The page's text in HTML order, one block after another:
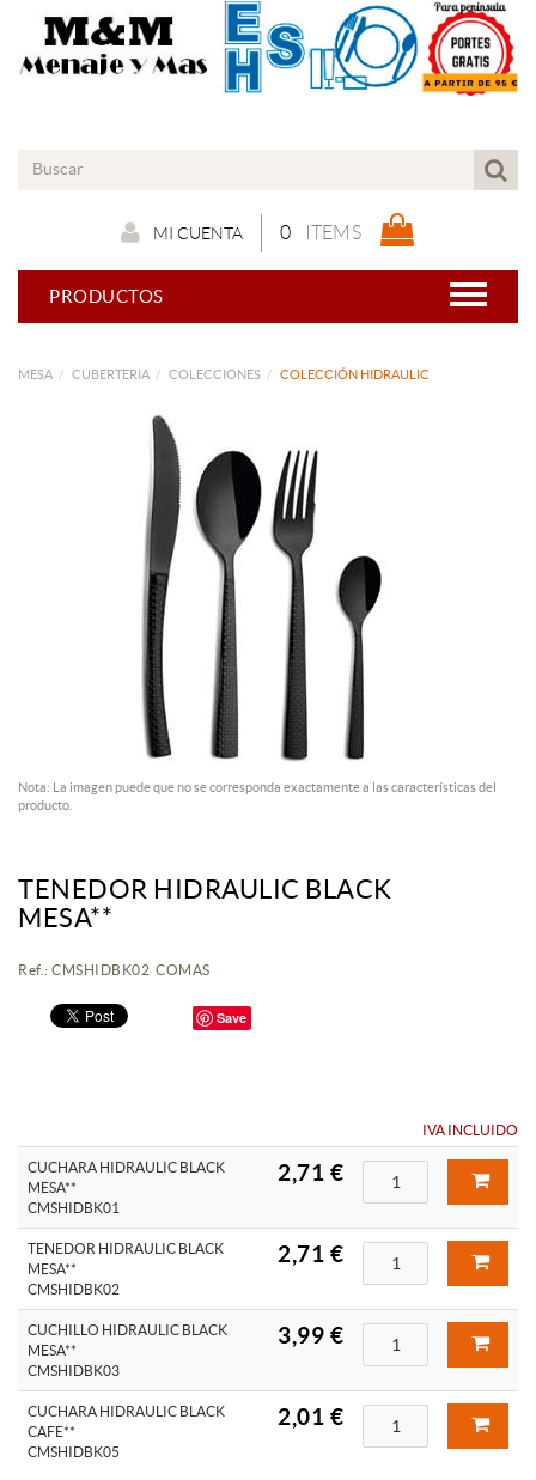
0 ITEMS
MI CUENTA
PRODUCTOS
MESA CUBERTERIA COLECCIONES COLECCIÓN HIDRAULIC
Nota: La imagen puede que no se corresponda exactamente a las características del
producto.
TENEDOR HIDRAULIC BLACK
MESA**
Ref.: CMSHIDBK02 COMAS
Save
IVA INCLUIDO
CUCHARA HIDRAULIC BLACK
MESA**
CMSHIDBK01
2,71 €
TENEDOR HIDRAULIC BLACK
MESA**
CMSHIDBK02
2,71 €
CUCHILLO HIDRAULIC BLACK
MESA**
CMSHIDBK03
3,99 €
CUCHARA HIDRAULIC BLACK
CAFE**
CMSHIDBK05
2,01 €